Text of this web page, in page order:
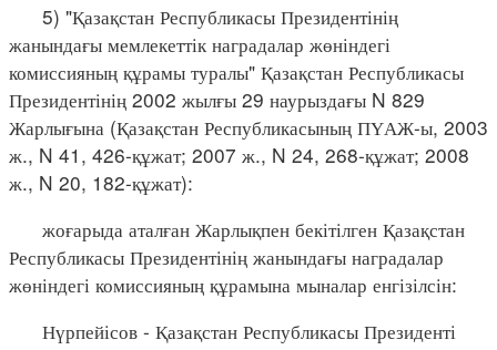
5) "Қазақстан Республикасы Президентінің
жанындағы мемлекеттік наградалар жөніндегі
комиссияның құрамы туралы" Қазақстан Республикасы
Президентінің 2002 жылғы 29 наурыздағы N 829
Жарлығына (Қазақстан Республикасының ПҮАЖ-ы, 2003
ж., N 41, 426-құжат; 2007 ж., N 24, 268-құжат; 2008
ж., N 20, 182-құжат):
жоғарыда аталған Жарлықпен бекітілген Қазақстан
Республикасы Президентінің жанындағы наградалар
жөніндегі комиссияның құрамына мыналар енгізілсін:
Нүрпейісов - Қазақстан Республикасы Президенті